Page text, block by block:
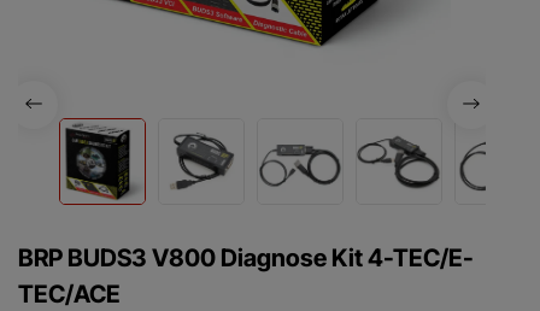
BRP BUDS3 V800 Diagnose Kit 4-TEC/E-
TEC/ACE